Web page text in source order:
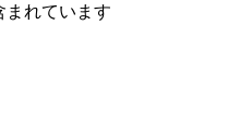
まれています